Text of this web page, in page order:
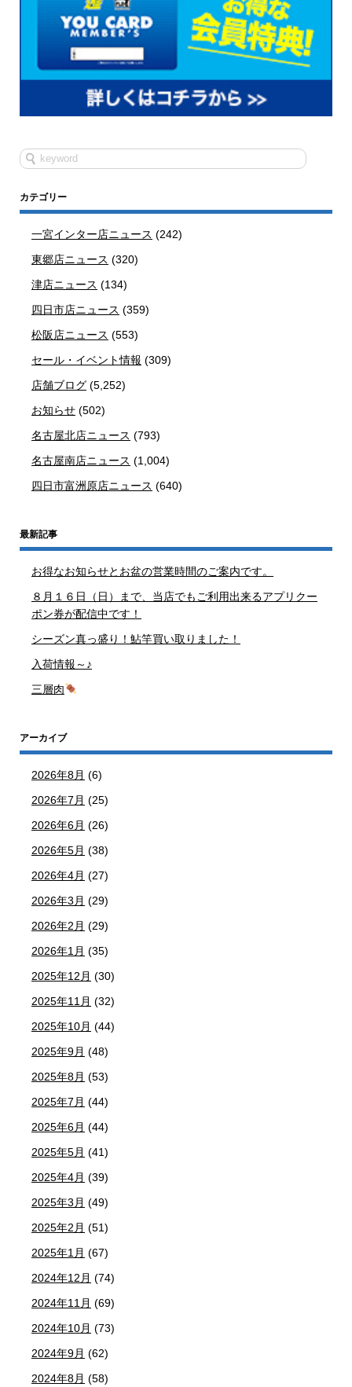
カテゴリー
一宮インター店ニュース (242)
東郷店ニュース (320)
津店ニュース (134)
四日市店ニュース (359)
松阪店ニュース (553)
セール・イベント情報 (309)
店舗ブログ (5,252)
お知らせ (502)
名古屋北店ニュース (793)
名古屋南店ニュース (1,004)
四日市富洲原店ニュース (640)
最新記事
お得なお知らせとお盆の営業時間のご案内です。
８月１６日（日）まで、当店でもご利用出来るアプリクー
ポン券が配信中です！
シーズン真っ盛り！鮎竿買い取りました！
入荷情報～♪
三層肉
アーカイブ
2026年8月 (6)
2026年7月 (25)
2026年6月 (26)
2026年5月 (38)
2026年4月 (27)
2026年3月 (29)
2026年2月 (29)
2026年1月 (35)
2025年12月 (30)
2025年11月 (32)
2025年10月 (44)
2025年9月 (48)
2025年8月 (53)
2025年7月 (44)
2025年6月 (44)
2025年5月 (41)
2025年4月 (39)
2025年3月 (49)
2025年2月 (51)
2025年1月 (67)
2024年12月 (74)
2024年11月 (69)
2024年10月 (73)
2024年9月 (62)
2024年8月 (58)